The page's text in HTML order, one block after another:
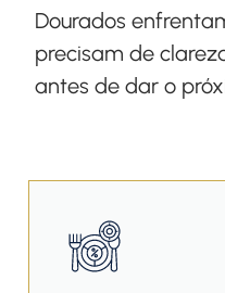
Dourados
precisam de
antes de dar o